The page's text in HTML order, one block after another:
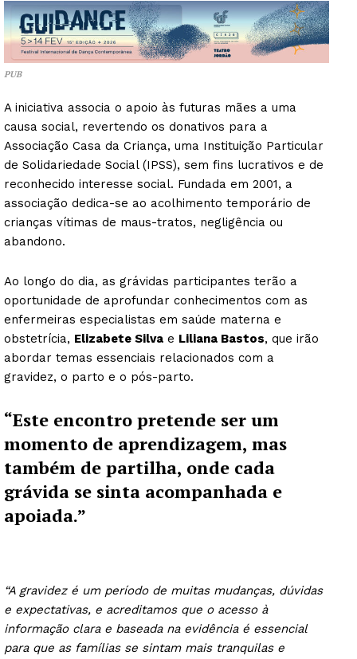
PUB
A iniciativa associa o apoio às futuras mães a uma
causa social, revertendo os donativos para a
Associação Casa da Criança, uma Instituição Particular
de Solidariedade Social (IPSS), sem fins lucrativos e de
reconhecido interesse social. Fundada em 2001, a
associação dedica-se ao acolhimento temporário de
crianças vítimas de maus-tratos, negligência ou
abandono.
Ao longo do dia, as grávidas participantes terão a
oportunidade de aprofundar conhecimentos com as
enfermeiras especialistas em saúde materna e
obstetrícia, Elizabete Silva e Liliana Bastos, que irão
abordar temas essenciais relacionados com a
gravidez, o parto e o pós-parto.
“Este encontro pretende ser um
momento de aprendizagem, mas
também de partilha, onde cada
grávida se sinta acompanhada e
apoiada.”
“A gravidez é um período de muitas mudanças, dúvidas
e expectativas, e acreditamos que o acesso à
informação clara e baseada na evidência é essencial
para que as famílias se sintam mais tranquilas e